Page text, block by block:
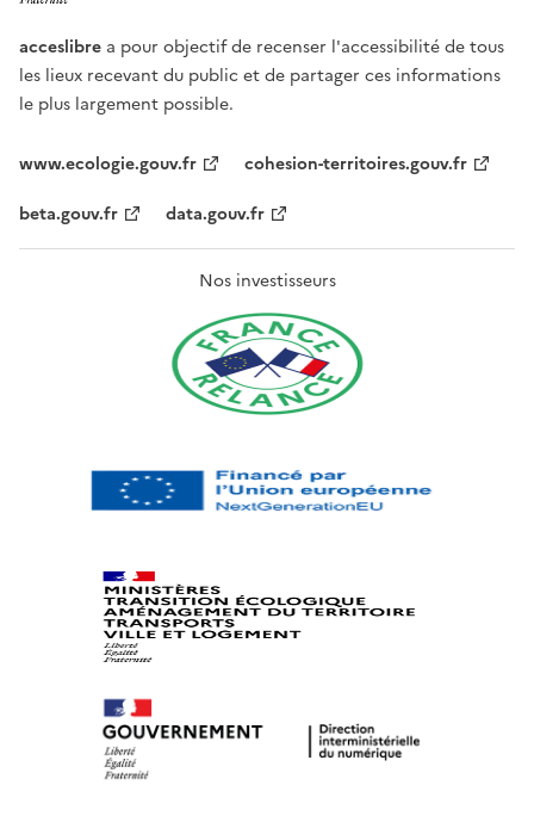
acceslibre a pour objectif de recenser l'accessibilité de tous
les lieux recevant du public et de partager ces informations
le plus largement possible.
www.ecologie.gouv.fr
cohesion-territoires.gouv.fr
beta.gouv.fr
data.gouv.fr
Nos investisseurs